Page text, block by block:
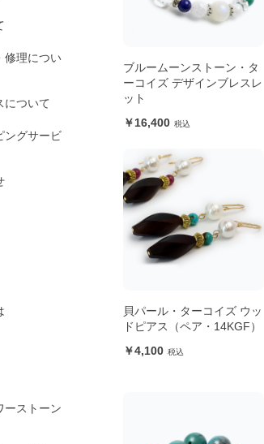
修理につい
について
ングサービ
ーストーン
ブルームーンストーン・タ
ーコイズ デザインブレスレ
ット
16,400
貝パール・ターコイズ ウッ
ドピアス（ペア・14KGF）
4,100